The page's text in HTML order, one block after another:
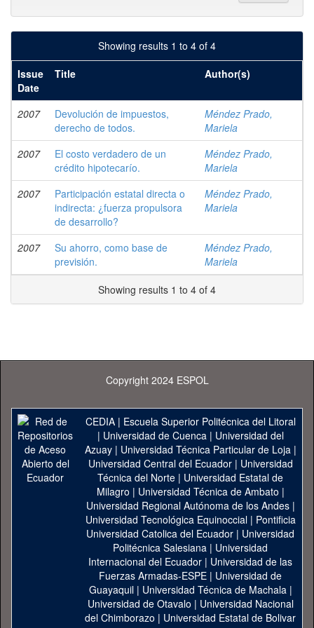
Showing results 1 to 4 of 4
Issue
Date
Title Author(s)
2007
Devolución de impuestos,
derecho de todos.
Méndez Prado,
Mariela
2007
El costo verdadero de un
crédito hipotecarío.
Méndez Prado,
Mariela
2007
Participación estatal directa o
indirecta: ¿fuerza propulsora
de desarrollo?
Méndez Prado,
Mariela
2007
Su ahorro, como base de
previsión.
Méndez Prado,
Mariela
Showing results 1 to 4 of 4
Copyright 2024 ESPOL
CEDIA| Escuela Superior Politécnica del Litoral
| Universidad de Cuenca| Universidad del
Azuay| Universidad Técnica Particular de Loja|
Universidad Central del Ecuador| Universidad
Técnica del Norte | Universidad Estatal de
Milagro | Universidad Técnica de Ambato |
Universidad Regional Autónoma de los Andes|
Universidad Tecnológica Equinoccial| Pontificia
Universidad Catolica del Ecuador | Universidad
Politécnica Salesiana | Universidad
Internacional del Ecuador | Universidad de las
Fuerzas Armadas-ESPE | Universidad de
Guayaquil| Universidad Técnica de Machala|
Universidad de Otavalo | Universidad Nacional
del Chimborazo | Universidad Estatal de Bolivar